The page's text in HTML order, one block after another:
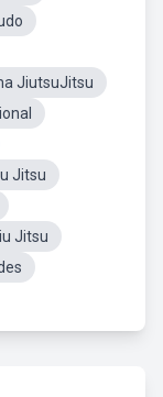
JiutsuJitsu
Jitsu
Jitsu